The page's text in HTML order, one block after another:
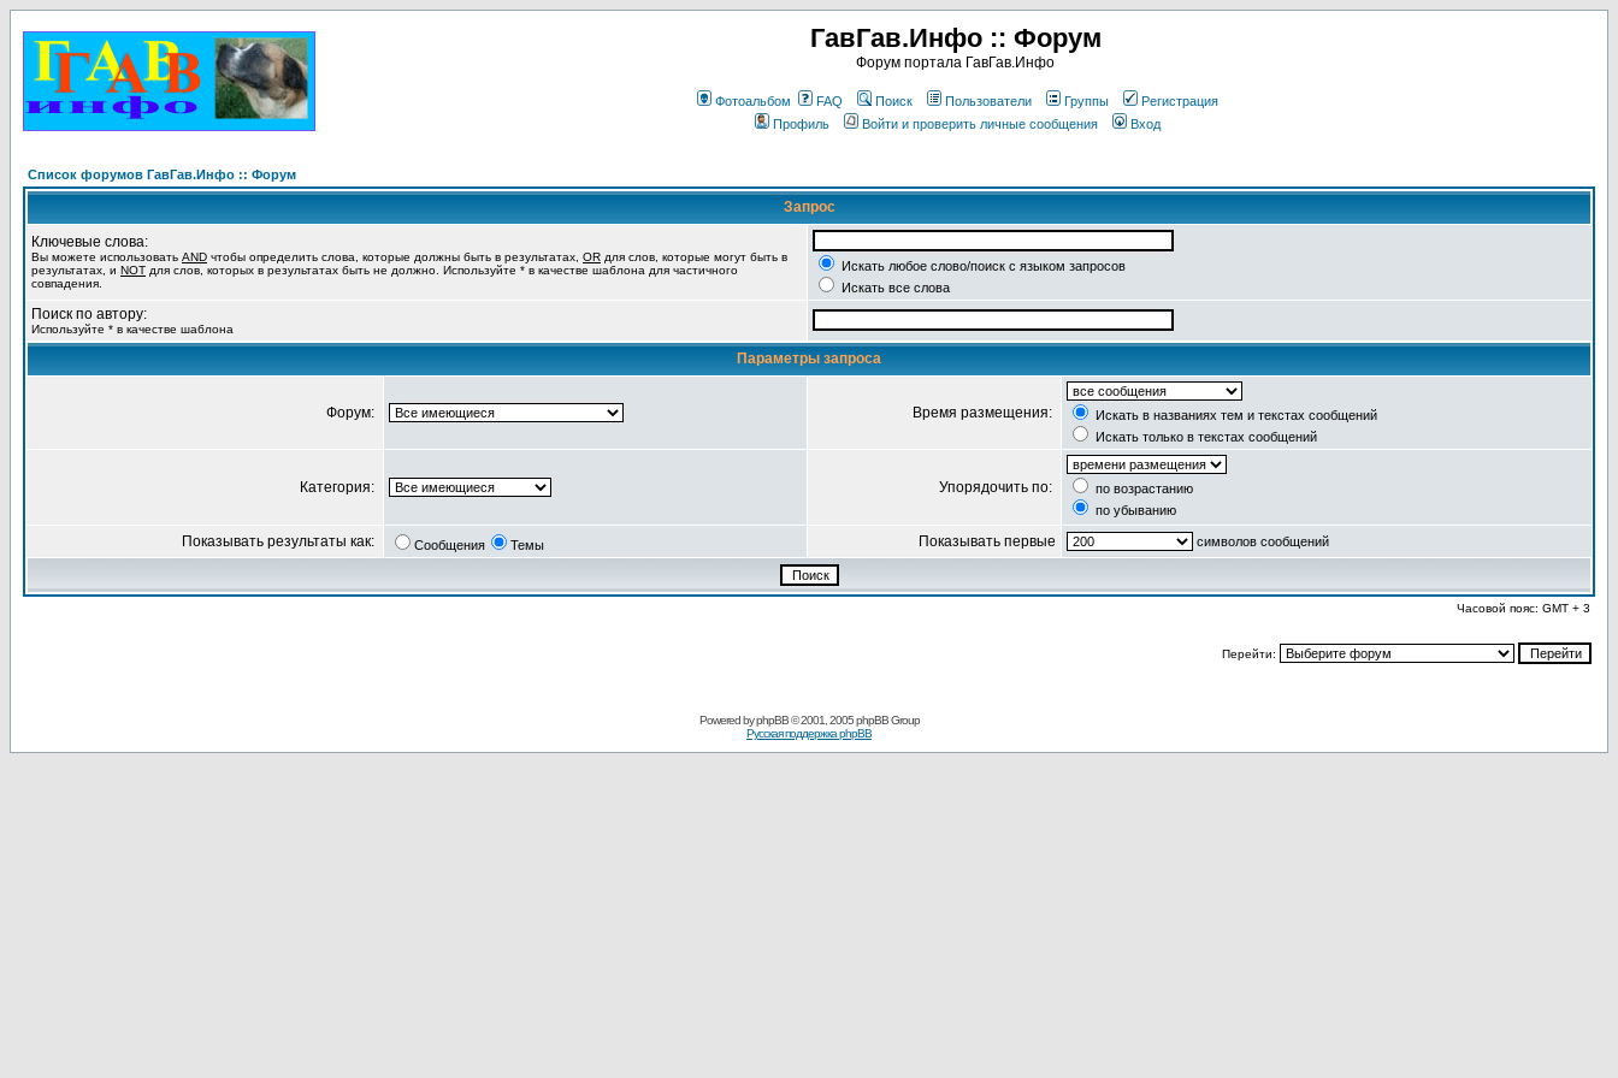
ГавГав.Инфо :: Форум
Форум портала ГавГав.Инфо
Фотоальбом FAQ Поиск Пользователи Группы
Регистрация
Профиль
Войти и проверить личные сообщения Вход
Список форумов ГавГав.Инфо :: Форум
Запрос
Ключевые слова:
Вы можете использовать AND чтобы определить слова, которые должны быть в результатах, OR для слов, которые могут быть в
результатах, и NOT для слов, которых в результатах быть не должно. Используйте * в качестве шаблона для частичного
совпадения.
Искать любое слово/поиск с языком запросов
Искать все слова
Поиск по автору:
Используйте * в качестве шаблона
Параметры запроса
Форум: Время размещения:
Искать в названиях тем и текстах сообщений
Искать только в текстах сообщений
Категория: Упорядочить по:
по возрастанию
по убыванию
Показывать результаты как: Сообщения Темы Показывать первые символов сообщений
Часовой пояс: GMT + 3
Перейти:
Powered byphpBB© 2001, 2005 phpBB Group
Русская поддержка phpBB